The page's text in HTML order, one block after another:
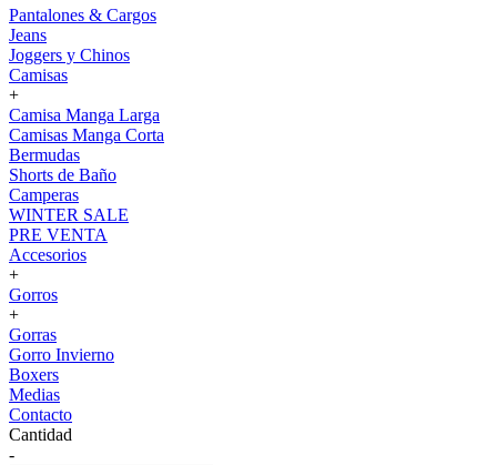
Pantalones & Cargos
Jeans
Joggers y Chinos
Camisas
+
Camisa Manga Larga
Camisas Manga Corta
Bermudas
Shorts de Baño
Camperas
WINTER SALE
PRE VENTA
Accesorios
+
Gorros
+
Gorras
Gorro Invierno
Boxers
Medias
Contacto
Cantidad
-